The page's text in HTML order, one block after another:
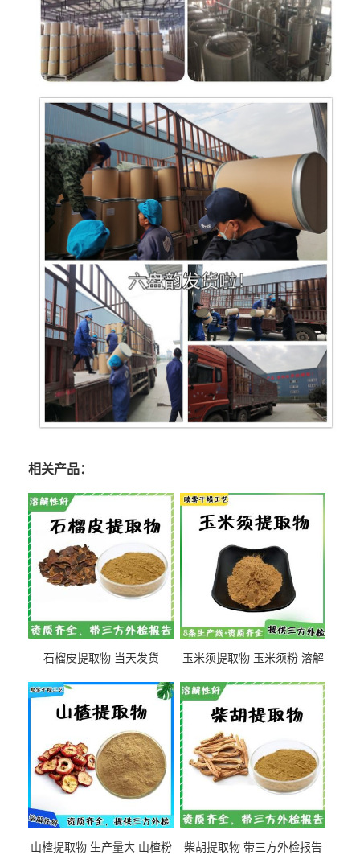
相关产品：
石榴皮提取物 当天发货
玉米须提取物 玉米须粉 溶解
山楂提取物 生产量大 山楂粉 柴胡提取物 带三方外检报告